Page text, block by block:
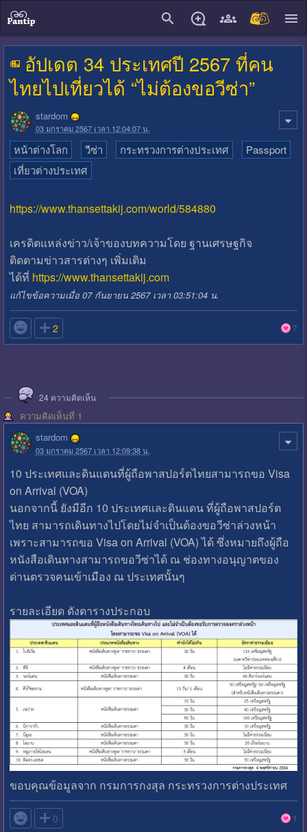
อัปเดต 34 ประเทศปี 2567 ที่คน
ไทยไปเที่ยวได้ “ไม่ต้องขอวีซ่า”
stardom
03 มกราคม 2567 เวลา 12:04:07 น.
หน้าต่างโลก วีซ่า กระทรวงการต่างประเทศ
Passport
เที่ยวต่างประเทศ
https://www.thansettakij.com/world/584880
เครดิตแหล่งข่าว/เจ้าของบทความโดย ฐานเศรษฐกิจ
ติดตามข่าวสารต่างๆ เพิ่มเติม
ได้ที่ https://www.thansettakij.com
แก้ไขข้อความเมื่อ 07 กันยายน 2567 เวลา 03:51:04 น.
 2 7
24 ความคิดเห็น
ความคิดเห็นที่ 1
stardom
03 มกราคม 2567 เวลา 12:09:38 น.
10 ประเทศและดินแดนที่ผู้ถือพาสปอร์ตไทยสามารถขอ Visa
on Arrival (VOA)
นอกจากนี้ ยังมีอีก 10 ประเทศและดินแดน ที่ผู้ถือพาสปอร์ต
ไทย สามารถเดินทางไปโดยไม่จำเป็นต้องขอวีซ่าล่วงหน้า
เพราะสามารถขอ Visa on Arrival (VOA) ได้ ซึ่งหมายถึงผู้ถือ
หนังสือเดินทางสามารถขอวีซ่าได้ ณ ช่องทางอนุญาตของ
ด่านตรวจคนเข้าเมือง ณ ประเทศนั้นๆ
รายละเอียด ดังตารางประกอบ
ขอบคุณข้อมูลจาก กรมการกงสุล กระทรวงการต่างประเทศ
 0 1
close